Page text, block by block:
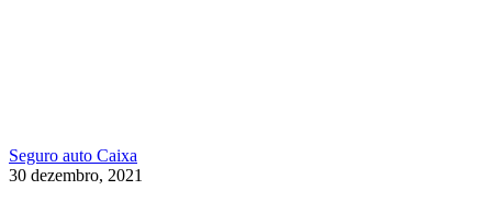
Seguro auto Caixa
30 dezembro, 2021